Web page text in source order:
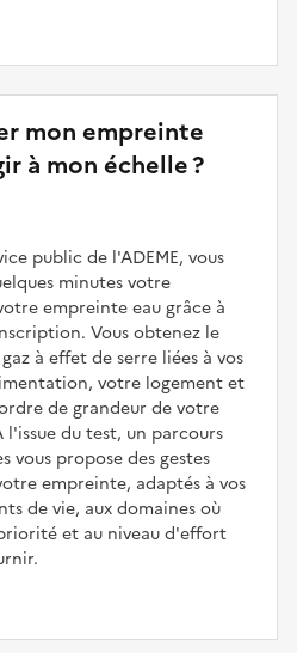
mon empreinte
à mon échelle ?
public de l'ADEME, vous
minutes votre
empreinte eau grâce à
Vous obtenez le
à effet de serre liées à vos
votre logement et
de grandeur de votre
du test, un parcours
vous propose des gestes
empreinte, adaptés à vos
de vie, aux domaines où
et au niveau d'effort